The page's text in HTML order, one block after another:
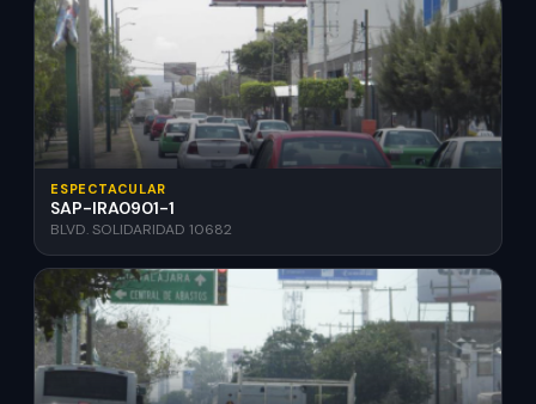
ESPECTACULAR
SAP-IRA0901-1
BLVD. SOLIDARIDAD 10682